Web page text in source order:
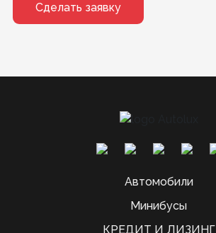
Сделать заявку
Автомобили
Минибусы
КРЕДИТ И ЛИЗИНГ